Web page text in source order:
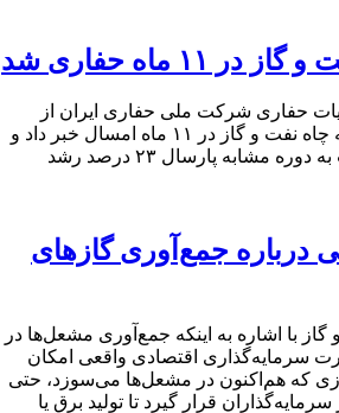
حفاری شرکت ملی حفاری ایران از
حفاری و تکمیل ۱۱۶ حلقه چاه نفت و گاز در ۱۱ ماه امسال خبر داد و
اعلام کرد: این رقم نسبت به دوره مشابه پارسال ۲۳ درصد رشد
درباره جمع‌آوری گازهای
با اشاره به اینکه جمع‌آوری مشعل‌ها در
سرمایه‌گذاری اقتصادی واقعی امکان
که هم‌اکنون در مشعل‌ها می‌سوزد، حتی
قرار گیرد تا تولید برق یا